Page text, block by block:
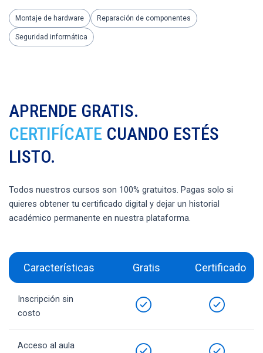
Montaje de hardware Reparación de componentes
Seguridad informática
APRENDE GRATIS.
CERTIFÍCATE CUANDO ESTÉS
LISTO.
Todos nuestros cursos son 100% gratuitos. Pagas solo si
quieres obtener tu certificado digital y dejar un historial
académico permanente en nuestra plataforma.
Características Gratis Certificado
Inscripción sin
costo
Acceso al aula